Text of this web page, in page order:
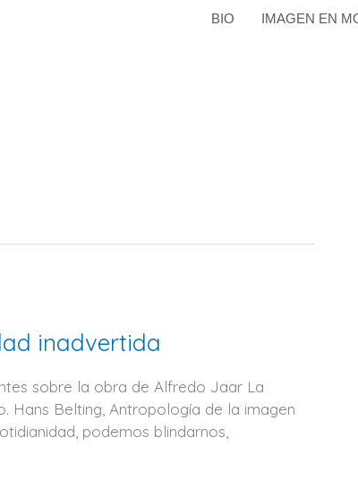
BIO IMAGEN EN
inadvertida
sobre la obra de Alfredo Jaar La
Hans Belting, Antropología de la imagen
podemos blindarnos,